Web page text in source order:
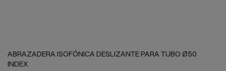
ABRAZADERA ISOFÓNICA DESLIZANTE PARA TUBO Ø50
INDEX